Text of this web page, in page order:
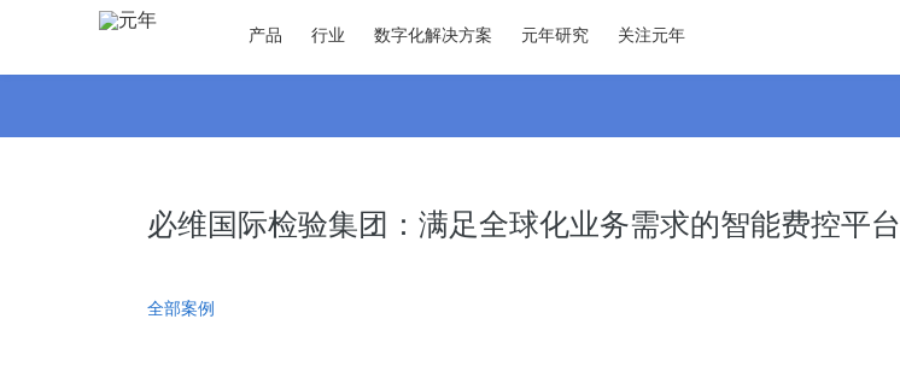
产品 行业 数字化解决方案 元年研究 关注元年
必维国际检验集团：满足全球化业务需求的智能费控平台
全部案例